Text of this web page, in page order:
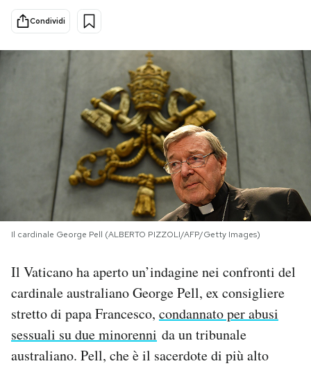
Sport
PODCAST
NEWSLETTER
I MIEI PREFERITI
SHOP
AREA PERSONALE
Area Personale
Newsletter
Condividi
Il cardinale George Pell (ALBERTO PIZZOLI/AFP/Getty Images)
Il Vaticano ha aperto un’indagine nei confronti del
cardinale australiano George Pell, ex consigliere
stretto di papa Francesco, condannato per abusi
sessuali su due minorenni da un tribunale
australiano. Pell, che è il sacerdote di più alto